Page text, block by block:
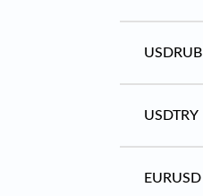
USDRUB
USDTRY
EURUSD